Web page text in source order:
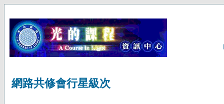
網路共修會行星級次